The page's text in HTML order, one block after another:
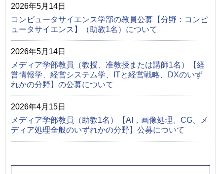
2026年5月14日
コンピュータサイエンス学部の教員公募【分野：コンピ
ュータサイエンス】（助教1名）について
2026年5月14日
メディア学部教員（教授、准教授または講師1名）【経
営情報学、経営システム学、ITと経営戦略、DXのいず
れかの分野】の公募について
2026年4月15日
メディア学部教員（助教1名）【AI，画像処理、CG、メ
ディア処理全般のいずれかの分野】公募について